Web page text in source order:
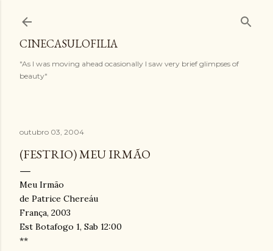
CINECASULOFILIA
"As I was moving ahead ocasionally I saw very brief glimpses of
beauty"
outubro 03, 2004
(FESTRIO) MEU IRMÃO
Meu Irmão
de Patrice Chereáu
França, 2003
Est Botafogo 1, Sab 12:00
**